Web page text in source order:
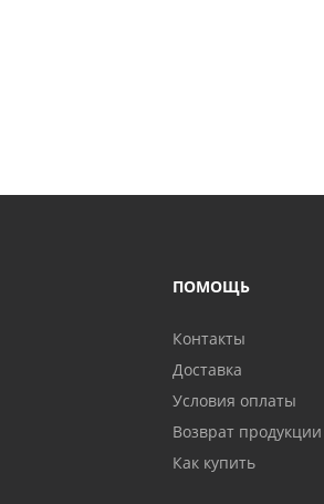
ПОМОЩЬ
Контакты
Доставка
Условия оплаты
Возврат продукции
Как купить